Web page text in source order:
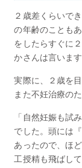
２歳差くらいで
の年齢のことも
をしたらすぐに
かさんは言います
実際に、２歳を
また不妊治療の
「自然妊娠も試
でした。頭には
あったので、ほ
工授精も飛ばし